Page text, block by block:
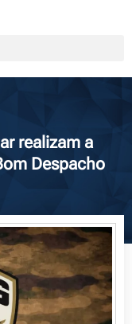
realizam a
Despacho